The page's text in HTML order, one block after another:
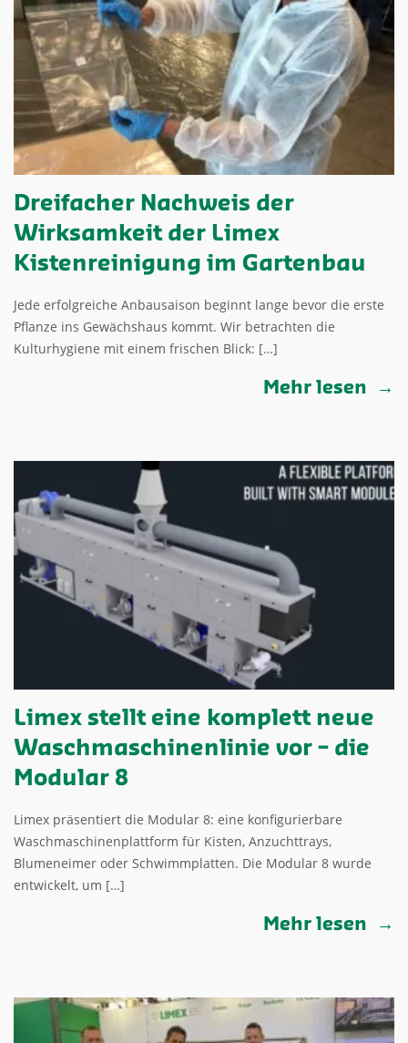
Dreifacher Nachweis der
Wirksamkeit der Limex
Kistenreinigung im Gartenbau
Jede erfolgreiche Anbausaison beginnt lange bevor die erste
Pflanze ins Gewächshaus kommt. Wir betrachten die
Kulturhygiene mit einem frischen Blick: […]
Mehr lesen
Limex stellt eine komplett neue
Waschmaschinenlinie vor – die
Modular 8
Limex präsentiert die Modular 8: eine konfigurierbare
Waschmaschinenplattform für Kisten, Anzuchttrays,
Blumeneimer oder Schwimmplatten. Die Modular 8 wurde
entwickelt, um […]
Mehr lesen